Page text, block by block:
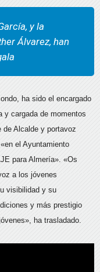
y la
Álvarez, han
ha sido el encargado
y cargada de momentos
de Alcalde y portavoz
el Ayuntamiento
para Almería». «Os
a los jóvenes
visibilidad y su
y más prestigio
ha trasladado.